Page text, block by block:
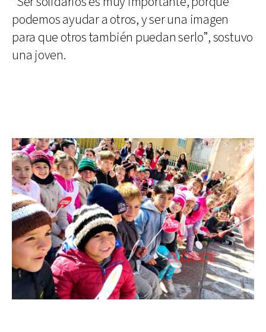
podemos ayudar a otros, y ser una imagen
para que otros también puedan serlo”, sostuvo
una joven.